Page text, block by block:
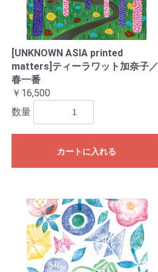
[UNKNOWN ASIA printed
matters]ティーラワット加奈子／
春一番
￥16,500
数量
カートに入れる